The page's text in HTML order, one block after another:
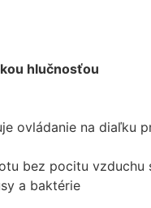
hlučnosťou
ovládanie na diaľku
bez pocitu vzduchu
a baktérie